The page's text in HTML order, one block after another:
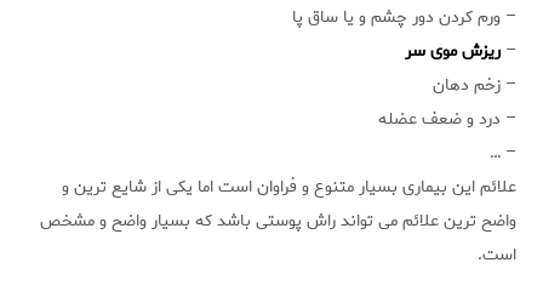
– ورم کردن دور چشم و یا ساق پا
–ریزش موی سر
– زخم دهان
– درد و ضعف عضله
– …
علائم این بیماری بسیار متنوع و فراوان است اما یکی از شایع ترین و
واضح ترین علائم می تواند راش پوستی باشد که بسیار واضح و مشخص
است.